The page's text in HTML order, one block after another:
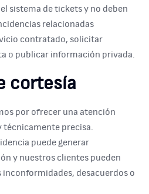
sistema de tickets y no deben
relacionadas
contratado, solicitar
o publicar información privada.
cortesía
por ofrecer una atención
precisa.
puede generar
y nuestros clientes pueden
inconformidades, desacuerdos o